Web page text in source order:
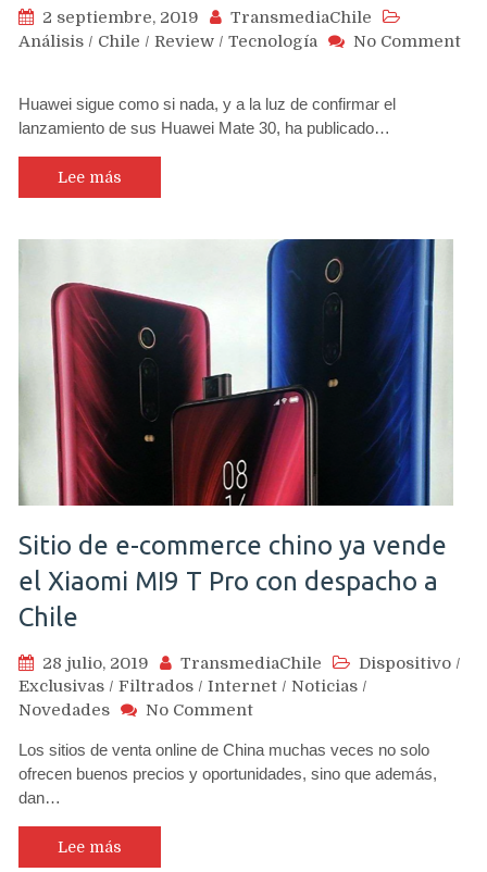
2 septiembre, 2019
TransmediaChile
Análisis / Chile / Review / Tecnología
No Comment
lanzará
en
China
Huawei
10
podría
corresponder
nuevo
teléfono
Y9Prime
2020
Huawei sigue como si nada, y a la luz de confirmar el
lanzamiento de sus Huawei Mate 30, ha publicado…
Lee más
Sitio de e-commerce chino ya vende
el Xiaomi MI9 T Pro con despacho a
Chile
28 julio, 2019 TransmediaChile Dispositivo /
Exclusivas / Filtrados / Internet / Noticias /
Novedades
No Commenton
de
e-
Los sitios de venta online de China muchas veces no solo
ofrecen buenos precios y oportunidades, sino que además,
dan…
Lee más